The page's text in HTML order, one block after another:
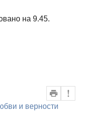
на 9.45.
и верности